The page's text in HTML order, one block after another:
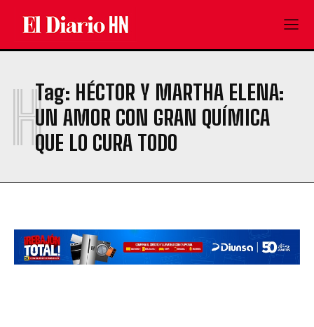
Tag: HÉCTOR Y MARTHA ELENA:
UN AMOR CON GRAN QUÍMICA
QUE LO CURA TODO
H